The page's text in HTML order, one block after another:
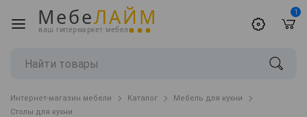
МебеЛАЙМ
ваш гипермаркет мебели
1
Интернет-магазин мебели Каталог
Мебель для кухни
Столы для кухни